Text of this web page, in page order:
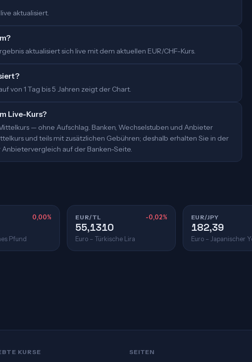
aktualisiert.
aktualisiert sich live mit dem aktuellen EUR/CHF-Kurs.
von 1 Tag bis 5 Jahren zeigt der Chart.
Live-Kurs?
— ohne Aufschlag. Banken, Wechselstuben und Anbieter
und teils mit zusätzlichen Gebühren; deshalb erhalten Sie in der
auf der Banken-Seite.
0,00%
Pfund
EUR/TL -0,02%
55,1310
Euro – Türkische Lira
EUR/JPY
182,39
Euro – Japanischer
KURSE SEITEN